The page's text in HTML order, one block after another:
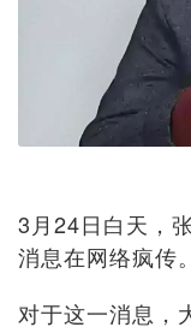
3月24日白天，
消息在网络疯传。
对于这一消息，